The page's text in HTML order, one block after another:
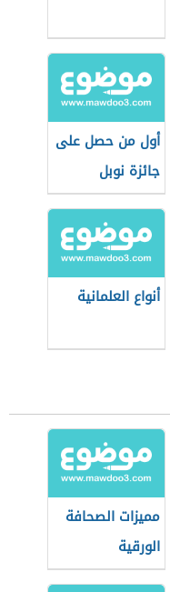
أول من حصل على
جائزة نوبل
أنواع العلمانية
مميزات الصحافة
الورقية